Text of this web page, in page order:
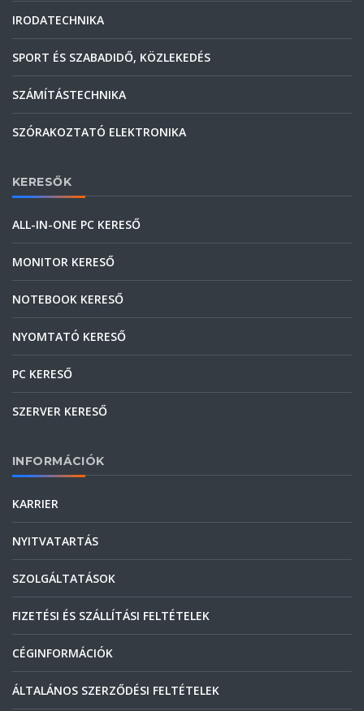
IRODATECHNIKA
SPORT ÉS SZABADIDŐ, KÖZLEKEDÉS
SZÁMÍTÁSTECHNIKA
SZÓRAKOZTATÓ ELEKTRONIKA
KERESŐK
ALL-IN-ONE PC KERESŐ
MONITOR KERESŐ
NOTEBOOK KERESŐ
NYOMTATÓ KERESŐ
PC KERESŐ
SZERVER KERESŐ
INFORMÁCIÓK
KARRIER
NYITVATARTÁS
SZOLGÁLTATÁSOK
FIZETÉSI ÉS SZÁLLÍTÁSI FELTÉTELEK
CÉGINFORMÁCIÓK
ÁLTALÁNOS SZERZŐDÉSI FELTÉTELEK